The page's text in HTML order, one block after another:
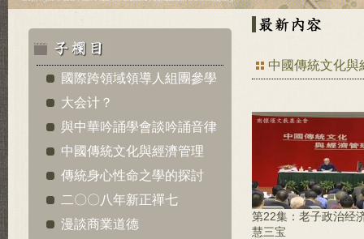
國際跨領域領導人組團參學
大会计？
與中華吟誦學會談吟誦音律
中國傳統文化與經濟管理
傳統身心性命之學的探討
二〇〇八年新正禪七
漫談商業道德
中國傳統文化與
第22集：老子政治经
慧三宝